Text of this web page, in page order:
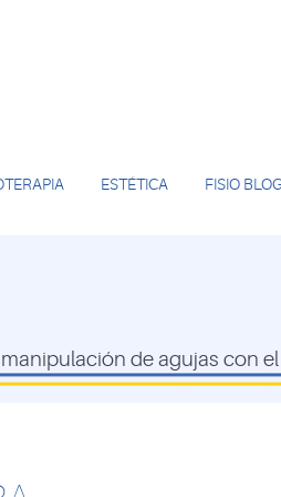
ESTÉTICA FISIO BLOG
de agujas con el